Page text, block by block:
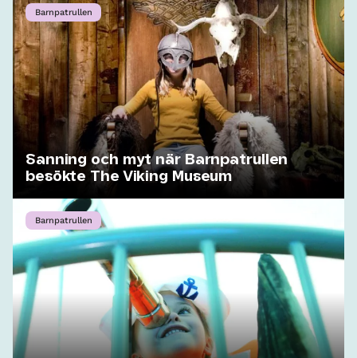
Barnpatrullen
Sanning och myt när Barnpatrullen
besökte The Viking Museum
Barnpatrullen